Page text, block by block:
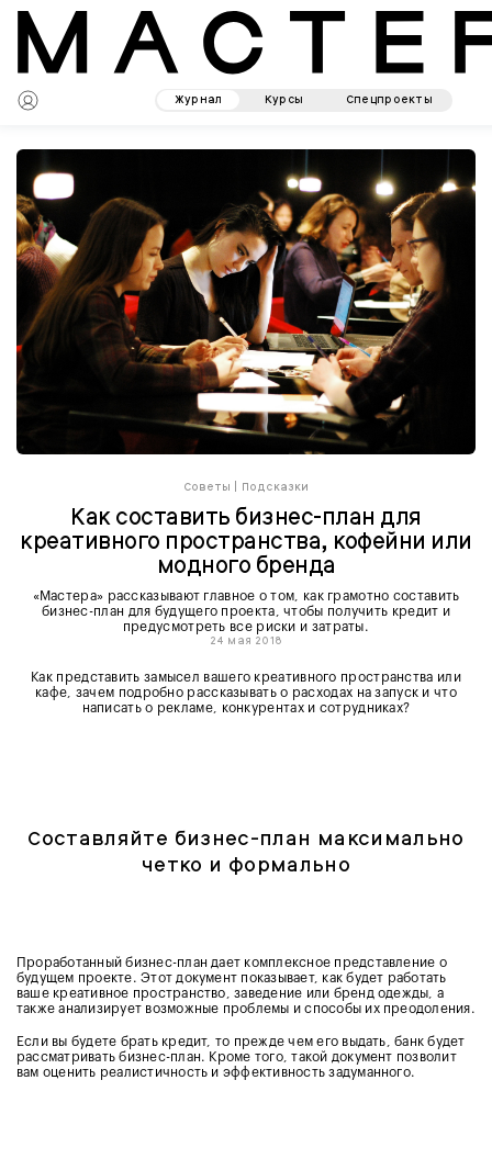
Журнал Курсы Спецпроекты
Советы Подсказки
Как составить бизнес-план для
креативного пространства, кофейни или
модного бренда
«Мастера» рассказывают главное о том, как грамотно составить
бизнес-план для будущего проекта, чтобы получить кредит и
предусмотреть все риски и затраты.
24 мая 2018
Как представить замысел вашего креативного пространства или
кафе, зачем подробно рассказывать о расходах на запуск и что
написать о рекламе, конкурентах и сотрудниках?
Составляйте бизнес-план максимально
четко и формально
Проработанный бизнес-план дает комплексное представление о
будущем проекте. Этот документ показывает, как будет работать
ваше креативное пространство, заведение или бренд одежды, а
также анализирует возможные проблемы и способы их преодоления.
Если вы будете брать кредит, то прежде чем его выдать, банк будет
рассматривать бизнес-план. Кроме того, такой документ позволит
вам оценить реалистичность и эффективность задуманного.